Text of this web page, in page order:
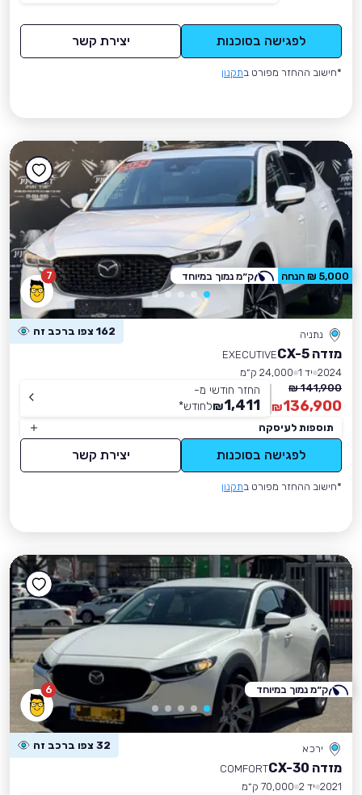
לפגישה בסוכנות יצירת קשר
*חישוב ההחזר מפורט בתקנון
7
נתניה 162 צפו ברכב זה
מזדה CX-5
EXECUTIVE
2024 יד 1
24,000 ק״מ
141,900 ₪
136,900
₪
החזר חודשי מ-
1,411
₪לחודש*
תוספות לעיסקה
לפגישה בסוכנות יצירת קשר
*חישוב ההחזר מפורט בתקנון
5,000 ₪ הנחה ק״מ נמוך במיוחד
6
ירכא 32 צפו ברכב זה
מזדה CX-30
COMFORT
2021 יד 2
70,000 ק״מ
ק״מ נמוך במיוחד